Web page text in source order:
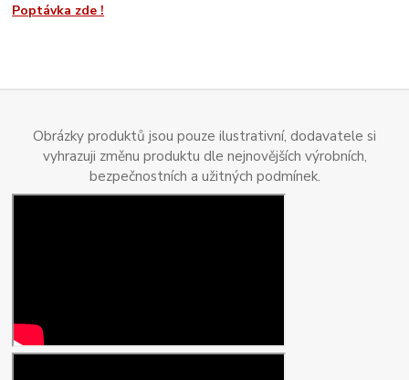
Poptávka zde !
Obrázky produktů jsou pouze ilustrativní, dodavatele si
vyhrazuji změnu produktu dle nejnovějších výrobních,
bezpečnostních a užitných podmínek.